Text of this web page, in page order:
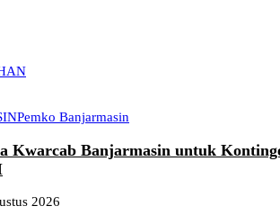
Pemko Banjarmasin
Kwarcab Banjarmasin untuk
2026